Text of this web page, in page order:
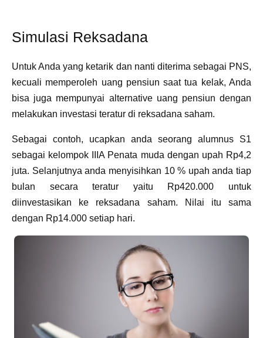
Simulasi Reksadana
Untuk Anda yang ketarik dan nanti diterima sebagai PNS,
kecuali memperoleh uang pensiun saat tua kelak, Anda
bisa juga mempunyai alternative uang pensiun dengan
melakukan investasi teratur di reksadana saham.
Sebagai contoh, ucapkan anda seorang alumnus S1
sebagai kelompok IIIA Penata muda dengan upah Rp4,2
juta. Selanjutnya anda menyisihkan 10 % upah anda tiap
bulan secara teratur yaitu Rp420.000 untuk
diinvestasikan ke reksadana saham. Nilai itu sama
dengan Rp14.000 setiap hari.